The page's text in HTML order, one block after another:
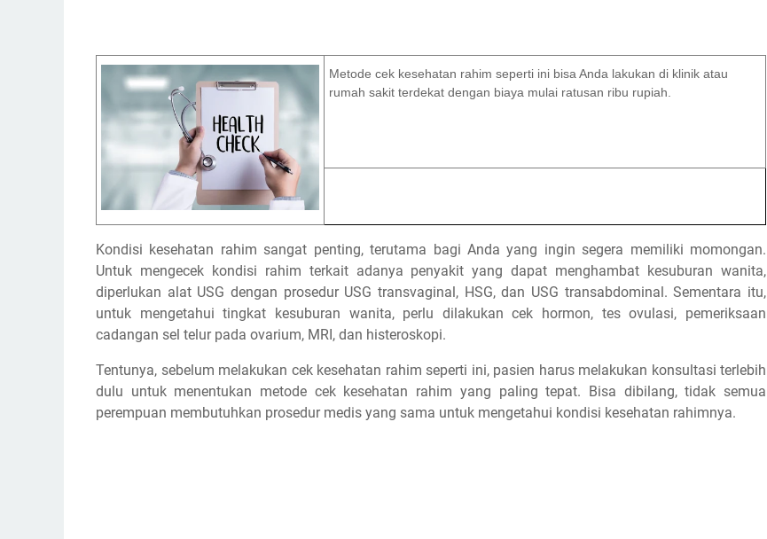
Metode cek kesehatan rahim seperti ini bisa Anda lakukan di klinik atau
rumah sakit terdekat dengan biaya mulai ratusan ribu rupiah.
Kondisi kesehatan rahim sangat penting, terutama bagi Anda yang ingin segera memiliki momongan.
Untuk mengecek kondisi rahim terkait adanya penyakit yang dapat menghambat kesuburan wanita,
diperlukan alat USG dengan prosedur USG transvaginal, HSG, dan USG transabdominal. Sementara itu,
untuk mengetahui tingkat kesuburan wanita, perlu dilakukan cek hormon, tes ovulasi, pemeriksaan
cadangan sel telur pada ovarium, MRI, dan histeroskopi.
Tentunya, sebelum melakukan cek kesehatan rahim seperti ini, pasien harus melakukan konsultasi terlebih
dulu untuk menentukan metode cek kesehatan rahim yang paling tepat. Bisa dibilang, tidak semua
perempuan membutuhkan prosedur medis yang sama untuk mengetahui kondisi kesehatan rahimnya.